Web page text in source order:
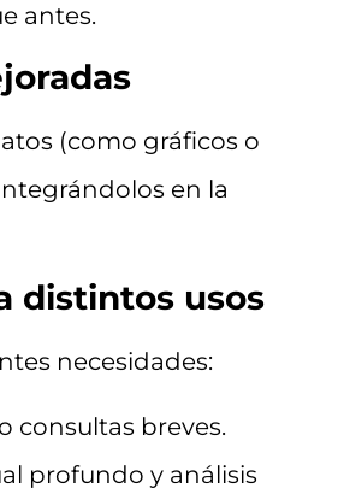
antes.
(como gráficos o
en la
distintos usos
necesidades:
consultas breves.
profundo y análisis